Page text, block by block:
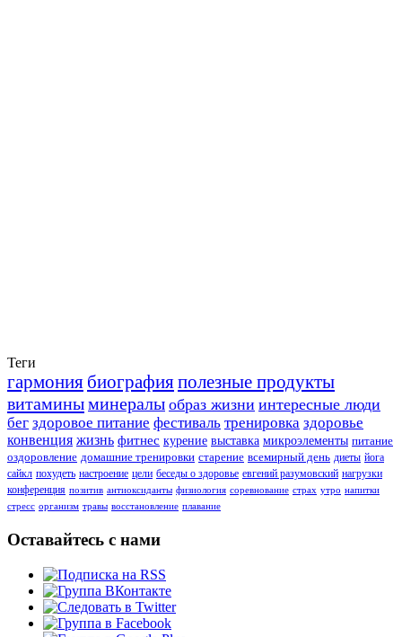
Теги
гармония биографияполезные продукты
витаминыминералы образ жизни интересные люди
бег здоровое питание фестиваль тренировка здоровье
конвенция жизнь фитнес курение выставка микроэлементы питание
оздоровление домашние тренировки старение всемирный день диеты йога
сайкл похудеть настроение цели беседы о здоровье евгений разумовский нагрузки
конференция позитив антиоксиданты физиология соревнование страх утро напитки
стресс организм травы восстановление плавание
Оставайтесь с нами